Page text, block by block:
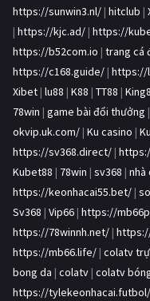
https://sunwin3.nl/ | hitclub |
| https://kjc.ad/ | https://
https://b52com.io | trang cá
https://c168.guide/ | https://
Xibet | lu88 | K88 | TT88 |
78win | game bài đổi thưởng |
okvip.uk.com/ | Ku casino |
https://sv368.direct/ |
Kubet88 | 78win | sv368 | nhà
https://keonhacai55.bet/ |
Sv368 | Vip66 | https://
https://78winnh.net/ |
https://mb66.life/ | colatv
bong da | colatv | colatv
https://tylekeonhacai.futbol/